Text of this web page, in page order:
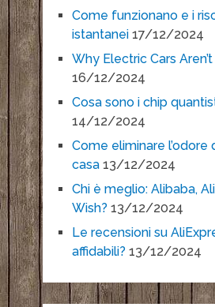
Come funzionano e i
istantanei 17/12/2024
Why Electric Cars
16/12/2024
Cosa sono i chip
14/12/2024
Come eliminare l’odore
casa 13/12/2024
Chi è meglio: Alibaba,
Wish? 13/12/2024
Le recensioni su
affidabili? 13/12/2024